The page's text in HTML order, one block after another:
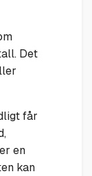
Det
får
en
kan